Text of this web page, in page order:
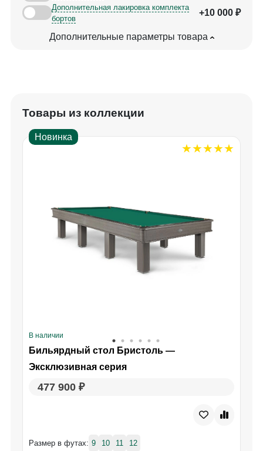
Дополнительная лакировка комплекта
бортов
+10 000 ₽
Дополнительные параметры товара
Товары из коллекции
Новинка
В наличии
Бильярдный стол Бристоль —
Эксклюзивная серия
477 900 ₽
Размер в футах: 9 10 11 12